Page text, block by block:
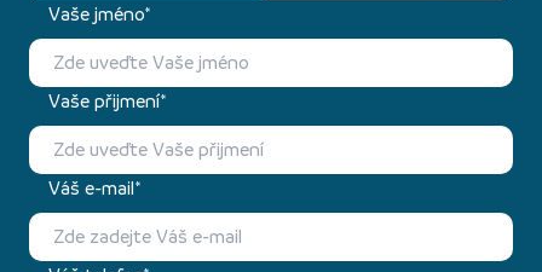
Vaše jméno*
Vaše přijmení*
Váš e-mail*